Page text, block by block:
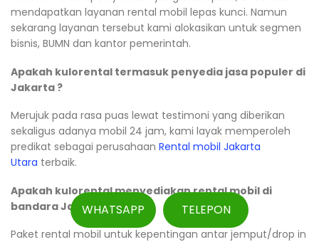
mendapatkan layanan rental mobil lepas kunci. Namun
sekarang layanan tersebut kami alokasikan untuk segmen
bisnis, BUMN dan kantor pemerintah.
Apakah kulorental termasuk penyedia jasa populer di
Jakarta ?
Merujuk pada rasa puas lewat testimoni yang diberikan
sekaligus adanya mobil 24 jam, kami layak memperoleh
predikat sebagai perusahaan Rental mobil Jakarta
Utara terbaik.
Apakah kulorental menyediakan rental mobil di
bandara Jakarta?
Paket rental mobil untuk kepentingan antar jemput/drop in
WHATSAPP TELEPON